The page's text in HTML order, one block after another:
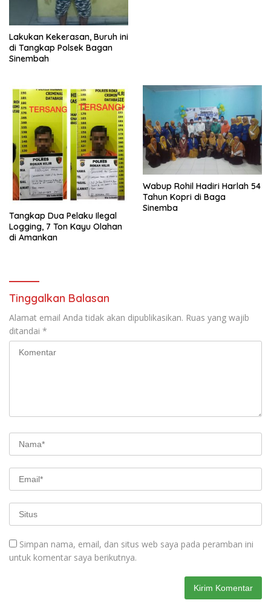
Lakukan Kekerasan, Buruh ini
di Tangkap Polsek Bagan
Sinembah
Tangkap Dua Pelaku Ilegal
Logging, 7 Ton Kayu Olahan
di Amankan
Wabup Rohil Hadiri Harlah 54
Tahun Kopri di Baga
Sinemba
Tinggalkan Balasan
Alamat email Anda tidak akan dipublikasikan. Ruas yang wajib
ditandai *
Simpan nama, email, dan situs web saya pada peramban ini
untuk komentar saya berikutnya.